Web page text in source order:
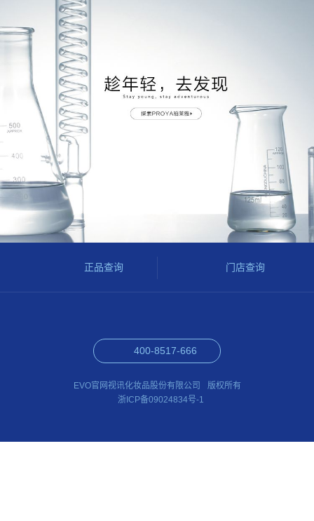
正品查询 门店查询
400-8517-666
EVO官网视讯化妆品股份有限公司
版权所有
浙ICP备09024834号-1